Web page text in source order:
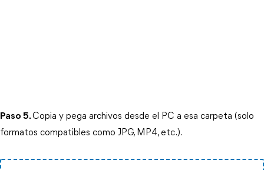
Paso 5.Copia y pega archivos desde el PC a esa carpeta (solo
formatos compatibles como JPG, MP4, etc.).